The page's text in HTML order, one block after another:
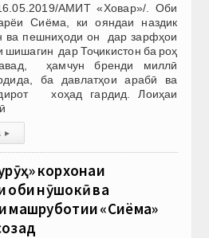
АМИТ «Ховар»/. Оби
Сиёма, ки ояндаи наздик
ва пешниҳоди он дар зарфҳои
шишагин дар Тоҷикистон ба роҳ
ҳамчун бренди миллӣ
ба давлатҳои арабӣ ва
хоҳад гардид. Лоиҳаи
▸
корхонаи
оби нӯшокӣ ва
машруботии «Сиёма»